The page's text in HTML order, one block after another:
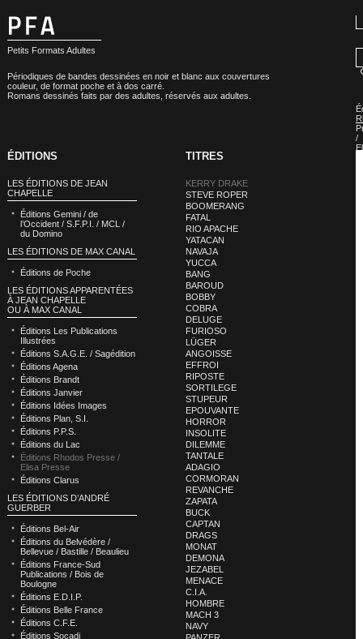
Petits Formats Adultes
Périodiques de bandes dessinées en noir et blanc aux couvertures
couleur, de format poche et à dos carré.
Romans dessinés faits par des adultes, réservés aux adultes.
/
ÉDITIONS
LES ÉDITIONS DE JEAN
CHAPELLE
Éditions Gemini / de
l’Occident / S.F.P.I. / MCL /
du Domino
LES ÉDITIONS DE MAX CANAL
Éditions de Poche
LES ÉDITIONS APPARENTÉES
À JEAN CHAPELLE
OU À MAX CANAL
Éditions Les Publications
Illustrées
Éditions S.A.G.E. / Sagédition
Éditions Agena
Éditions Brandt
Éditions Janvier
Éditions Idées Images
Éditions Plan, S.I.
Éditions P.P.S.
Éditions du Lac
Éditions Rhodos Presse /
Elisa Presse
Éditions Clarus
LES ÉDITIONS D’ANDRÉ
GUERBER
Éditions Bel-Air
Éditions du Belvédère /
Bellevue / Bastille / Beaulieu
Éditions France-Sud
Publications / Bois de
Boulogne
Éditions E.D.I.P.
Éditions Belle France
Éditions C.F.E.
Éditions Socadi
TITRES
KERRY DRAKE
STEVE ROPER
BOOMERANG
FATAL
RIO APACHE
YATACAN
NAVAJA
YUCCA
BANG
BAROUD
BOBBY
COBRA
DELUGE
FURIOSO
LÜGER
ANGOISSE
EFFROI
RIPOSTE
SORTILEGE
STUPEUR
EPOUVANTE
HORROR
INSOLITE
DILEMME
TANTALE
ADAGIO
CORMORAN
REVANCHE
ZAPATA
BUCK
CAPTAN
DRAGS
MONAT
DEMONA
JEZABEL
MENACE
C.I.A.
HOMBRE
MACH 3
NAVY